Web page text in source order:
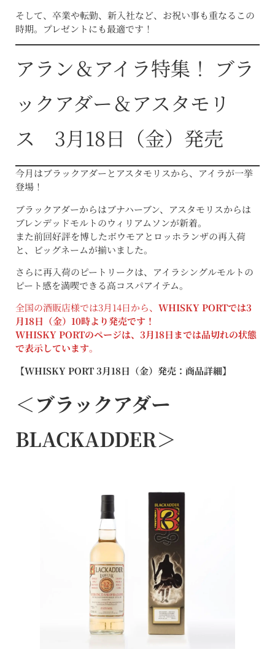
そして、卒業や転勤、新入社など、お祝い事も重なるこの
時期。プレゼントにも最適です！
アラン＆アイラ特集！ ブラ
ックアダー＆アスタモリ
ス 3月18日（金）発売
今月はブラックアダーとアスタモリスから、アイラが一挙
登場！
ブラックアダーからはブナハーブン、アスタモリスからは
ブレンデッドモルトのウィリアムソンが新着。
また前回好評を博したボウモアとロッホランザの再入荷
と、ビッグネームが揃いました。
さらに再入荷のピートリークは、アイラシングルモルトの
ピート感を満喫できる高コスパアイテム。
全国の酒販店様では3月14日から、 WHISKY PORTでは3
月18日（金）10時より発売です！
WHISKY PORTのページは、3月18日までは品切れの状態
で表示しています。
【WHISKY PORT 3月18日（金）発売：商品詳細】
＜ブラックアダー
BLACKADDER＞